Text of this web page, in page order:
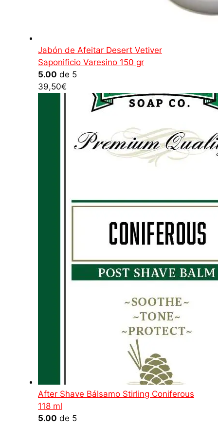
Jabón de Afeitar Desert Vetiver
Saponificio Varesino 150 gr
5.00 de 5
39,50€
After Shave Bálsamo Stirling Coniferous
118 ml
5.00 de 5